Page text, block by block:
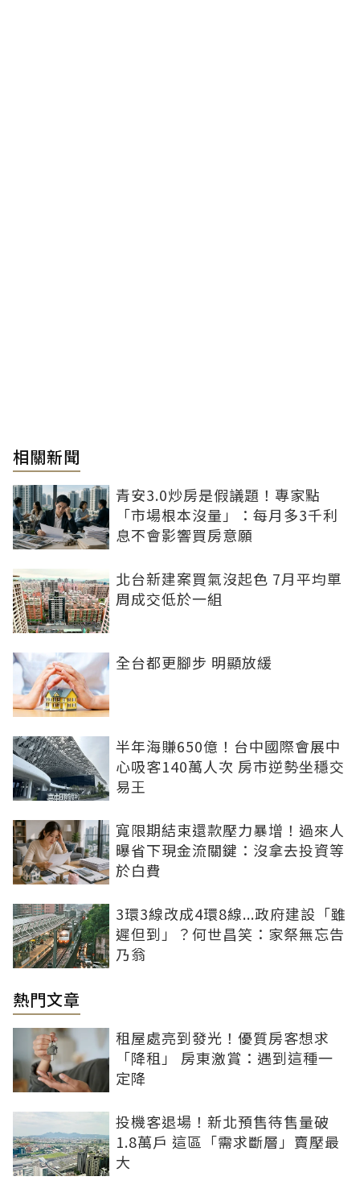
相關新聞
青安3.0炒房是假議題！專家點
「市場根本沒量」：每月多3千利
息不會影響買房意願
北台新建案買氣沒起色 7月平均單
周成交低於一組
全台都更腳步 明顯放緩
半年海賺650億！台中國際會展中
心吸客140萬人次 房市逆勢坐穩交
易王
寬限期結束還款壓力暴增！過來人
曝省下現金流關鍵：沒拿去投資等
於白費
3環3線改成4環8線...政府建設「雖
遲但到」？何世昌笑：家祭無忘告
乃翁
熱門文章
租屋處亮到發光！優質房客想求
「降租」 房東激賞：遇到這種一
定降
投機客退場！新北預售待售量破
1.8萬戶 這區「需求斷層」賣壓最
大